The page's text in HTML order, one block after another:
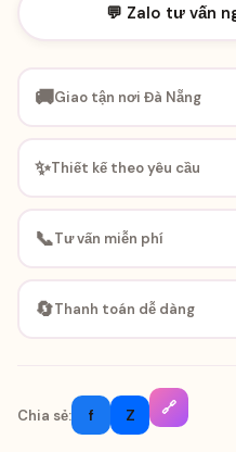
💬 Zalo tư vấn
🚚Giao tận nơi Đà Nẵng
✨Thiết kế theo yêu cầu
📞Tư vấn miễn phí
🔄Thanh toán dễ dàng
Chia sẻ: f Z 🔗